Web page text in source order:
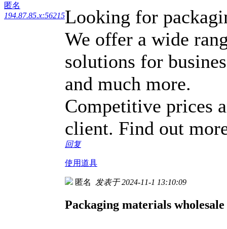
匿名
194.87.85.x:56215Looking for
We offer a wide
solutions for
and much more.
Competitive prices
client. Find out
回复
使用道具
匿名 发表于 2024-11-1 13:10:09
Packaging materials wholesale